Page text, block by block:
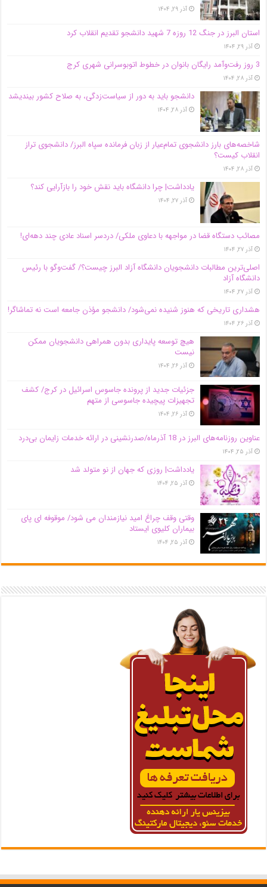
آذر ۲۹, ۱۴۰۴
استان البرز در جنگ 12 روزه 7 شهید دانشجو تقدیم انقلاب کرد
آذر ۲۹, ۱۴۰۴
3 روز رفت‌وآمد رایگان بانوان در خطوط اتوبوسرانی شهری کرج
آذر ۲۸, ۱۴۰۴
دانشجو باید به دور از سیاست‌زدگی، به صلاح کشور بیندیشد
آذر ۲۸, ۱۴۰۴
شاخصه‌های بارز دانشجوی تمام‌عیار از زبان فرمانده سپاه البرز/ دانشجوی تراز
انقلاب کیست؟
آذر ۲۸, ۱۴۰۴
یادداشت| چرا دانشگاه باید نقش خود را بازآرایی کند؟
آذر ۲۷, ۱۴۰۴
مصائب دستگاه قضا در مواجهه با دعاوی ملکی/ دردسر اسناد عادی چند‌ دهه‌ای!
آذر ۲۷, ۱۴۰۴
اصلی‌ترین مطالبات دانشجویان دانشگاه آزاد البرز چیست؟/ گفت‌وگو با رئیس
دانشگاه آز‌اد
آذر ۲۷, ۱۴۰۴
هشداری تاریخی که هنوز شنیده نمی‌شود/ دانشجو مؤذن جامعه است نه تماشاگر!
آذر ۲۶, ۱۴۰۴
هیچ توسعه پایداری بدون همراهی دانشجویان ممکن
نیست
آذر ۲۶, ۱۴۰۴
جزئیات جدید از پرونده جاسوس اسرائیل در کرج/‌ کشف
تجهیزات پیچیده جاسوسی از متهم
آذر ۲۶, ۱۴۰۴
عناوین روزنامه‌های البرز در ‌18 آذرماه/صدرنشینی در ارائه خدمات زایمان بی‌درد
آذر ۲۵, ۱۴۰۴
یادداشت| روزی که جهان از نو متولد شد
آذر ۲۵, ۱۴۰۴
وقتی وقف چراغ امید نیازمندان می شود/ موقوفه ای پای
بیماران کلیوی ایستاد
آذر ۲۵, ۱۴۰۴